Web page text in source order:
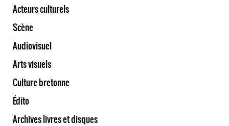
Acteurs culturels
Scène
Audiovisuel
Arts visuels
Culture bretonne
Édito
Archives livres et disques